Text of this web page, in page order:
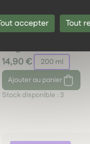
accepter Tout
Hydrolat Sarriette des
montagnes Bio Lilizain
fatigue 200 ml
14,90 €
200 ml
Ajouter
au panier
Stock disponible : 3